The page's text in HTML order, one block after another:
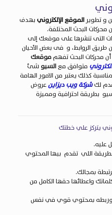
و تطوير الموقع الإلكترونيبهدف
محركات البحث المختلفة.
التى تنشرها على موقعك إلى
الروابط، و فى بعض الأحيان
محركات البحث تفهمموقعك
متوافق معالسيوشئ
كذلك يعتبر من الامور الهامة
لكشركة ويب ديزاينعروض
بطريقة احترافية ومميزة
يتركز علي خطتك
اللي تقدم بيها المحتوي
واعطائها حقها الكامل من
وربطه بمحتوي قوي في نفس